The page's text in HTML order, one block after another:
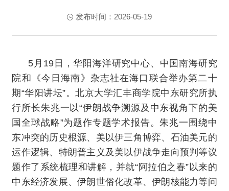
发布时间：2026-05-19
5月19日，华阳海洋研究中心、中国南海研究
院和《今日海南》杂志社在海口联合举办第二十
期“华阳讲坛”。北京大学汇丰商学院中东研究所执
行所长朱兆一以“伊朗战争溯源及中东视角下的美
国全球战略”为题作专题学术报告。朱兆一围绕中
东冲突的历史根源、美以伊三角博弈、石油美元的
运作逻辑、特朗普主义及美以伊战争走向预判等议
题作了系统梳理和讲解，并就“阿拉伯之春”以来的
中东经济发展、伊朗世俗化改革、伊朗核能力等问